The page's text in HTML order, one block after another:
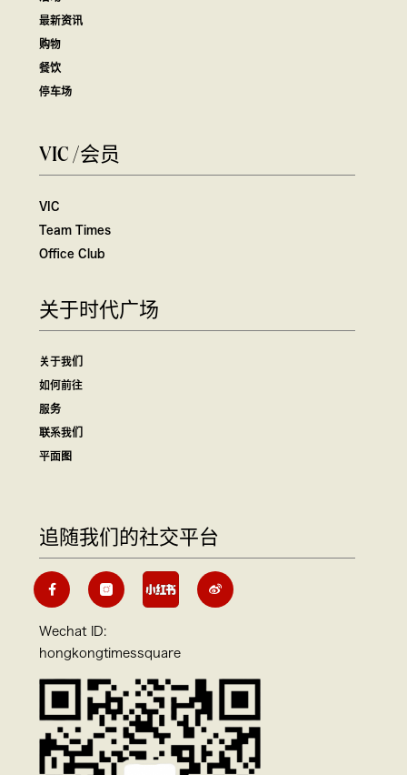
最新资讯
购物
餐饮
停车场
VIC /会员
VIC
Team Times
Office Club
关于时代广场
关于我们
如何前往
服务
联系我们
平面图
追随我们的社交平台
Wechat ID:
hongkongtimessquare